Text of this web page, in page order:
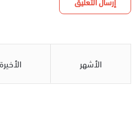
الأشهر الأخيرة